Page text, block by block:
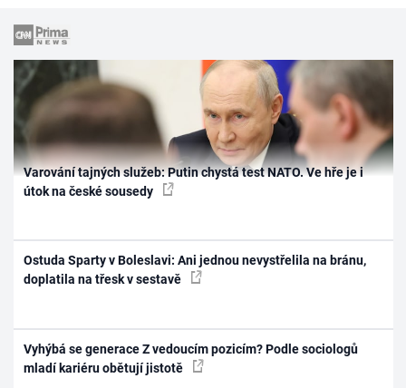
Varování tajných služeb: Putin chystá test NATO. Ve hře je i
útok na české sousedy
Ostuda Sparty v Boleslavi: Ani jednou nevystřelila na bránu,
doplatila na třesk v sestavě
Vyhýbá se generace Z vedoucím pozicím? Podle sociologů
mladí kariéru obětují jistotě